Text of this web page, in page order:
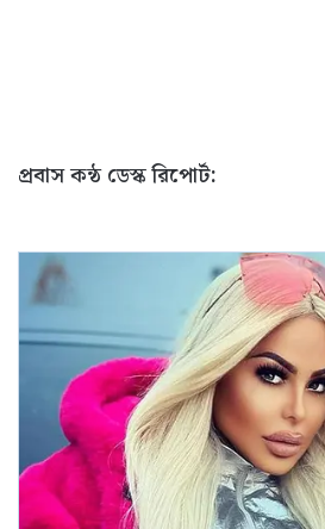
প্রবাস কন্ঠ ডেস্ক রিপোর্ট: